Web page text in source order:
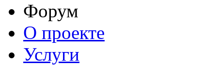
Форум
О проекте
Услуги